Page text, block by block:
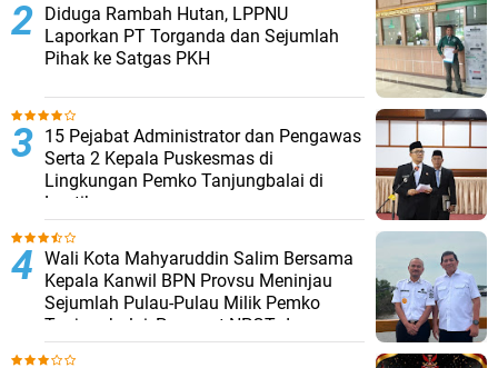
Diduga Rambah Hutan, LPPNU
Laporkan PT Torganda dan Sejumlah
Pihak ke Satgas PKH
15 Pejabat Administrator dan Pengawas
Serta 2 Kepala Puskesmas di
Lingkungan Pemko Tanjungbalai di
Lantik
Wali Kota Mahyaruddin Salim Bersama
Kepala Kanwil BPN Provsu Meninjau
Sejumlah Pulau-Pulau Milik Pemko
Tanjungbalai, Percepat NPGT dan
Sertifikasi Aset